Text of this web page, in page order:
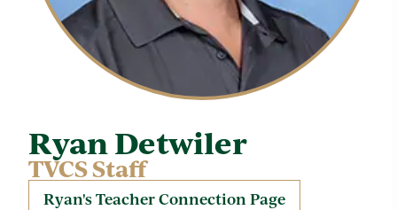
Ryan Detwiler
TVCS Staff
Ryan's Teacher Connection Page